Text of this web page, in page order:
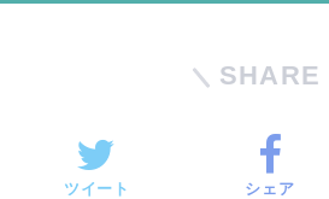
SHARE
ツイート シェア